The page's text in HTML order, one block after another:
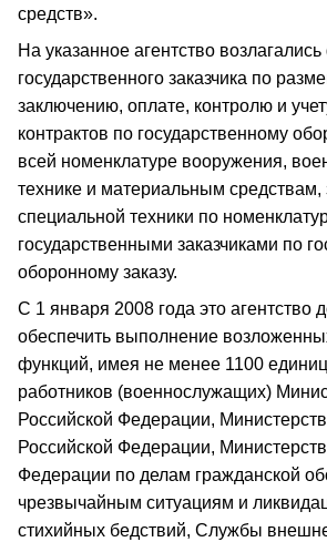
средств».
На указанное агентство
государственного заказчика по
заключению, оплате, контролю и
контрактов по государственному
всей номенклатуре вооружения,
технике и материальным средствам,
специальной техники по
государственными заказчиками по
оборонному заказу.
С 1 января 2008 года это агентство
обеспечить выполнение
функций, имея не менее 1100
работников (военнослужащих)
Российской Федерации,
Российской Федерации,
Федерации по делам гражданской
чрезвычайным ситуациям и
стихийных бедствий, Службы